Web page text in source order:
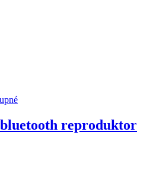
reproduktor